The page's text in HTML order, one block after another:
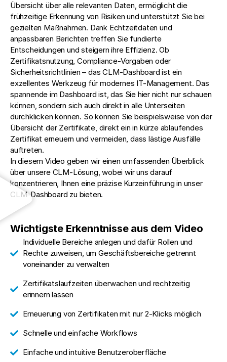
Übersicht über alle relevanten Daten, ermöglicht die
frühzeitige Erkennung von Risiken und unterstützt Sie bei
gezielten Maßnahmen. Dank Echtzeitdaten und
anpassbaren Berichten treffen Sie fundierte
Entscheidungen und steigern ihre Effizienz. Ob
Zertifikatsnutzung, Compliance-Vorgaben oder
Sicherheitsrichtlinien – das CLM-Dashboard ist ein
exzellentes Werkzeug für modernes IT-Management. Das
spannende im Dashboard ist, das Sie hier nicht nur schauen
können, sondern sich auch direkt in alle Unterseiten
durchklicken können. So können Sie beispielsweise von der
Übersicht der Zertifikate, direkt ein in kürze ablaufendes
Zertifikat erneuern und vermeiden, dass lästige Ausfälle
auftreten.
In diesem Video geben wir einen umfassenden Überblick
über unsere CLM-Lösung, wobei wir uns darauf
konzentrieren, Ihnen eine präzise Kurzeinführung in unser
CLM-Dashboard zu bieten.
Wichtigste Erkenntnisse aus dem Video
Individuelle Bereiche anlegen und dafür Rollen und
Rechte zuweisen, um Geschäftsbereiche getrennt
voneinander zu verwalten
Zertifikatslaufzeiten überwachen und rechtzeitig
erinnern lassen
Erneuerung von Zertifikaten mit nur 2-Klicks möglich
Schnelle und einfache Workflows
Einfache und intuitive Benutzeroberfläche